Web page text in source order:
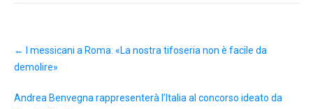
navigation
←
I messicani a Roma: «La nostra tifoseria non è facile da
demolire»
Andrea Benvegna rappresenterà l’Italia al concorso ideato da